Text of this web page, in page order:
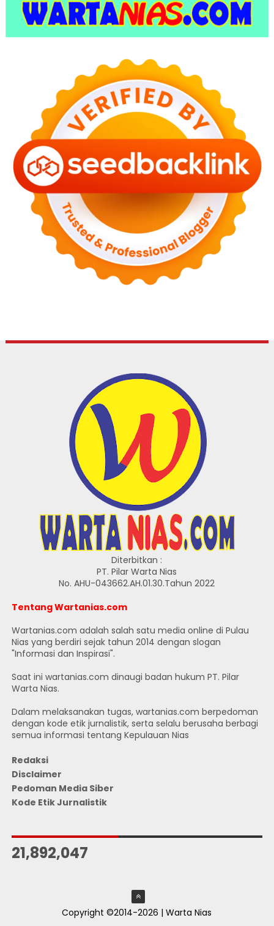
Diterbitkan :
PT. Pilar Warta Nias
No. AHU-043662.AH.01.30.Tahun 2022
Tentang Wartanias.com
Wartanias.com adalah salah satu media online di Pulau
Nias yang berdiri sejak tahun 2014 dengan slogan
"Informasi dan Inspirasi".
Saat ini wartanias.com dinaugi badan hukum PT. Pilar
Warta Nias.
Dalam melaksanakan tugas, wartanias.com berpedoman
dengan kode etik jurnalistik, serta selalu berusaha berbagi
semua informasi tentang Kepulauan Nias
Redaksi
Disclaimer
Pedoman Media Siber
Kode Etik Jurnalistik
21,892,047
Copyright ©2014-2026 | Warta Nias